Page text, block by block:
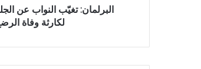
البرلمان: تغيّب النواب عن
لكارثة وفاة